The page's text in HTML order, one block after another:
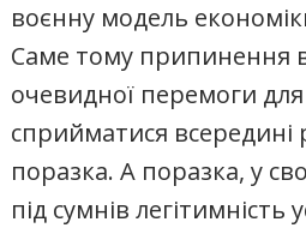
воєнну модель
Саме тому припинення
очевидної перемоги
сприйматися всередині
поразка. А поразка, у
під сумнів легітимність